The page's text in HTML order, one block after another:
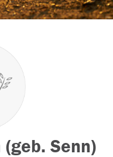
Senn)